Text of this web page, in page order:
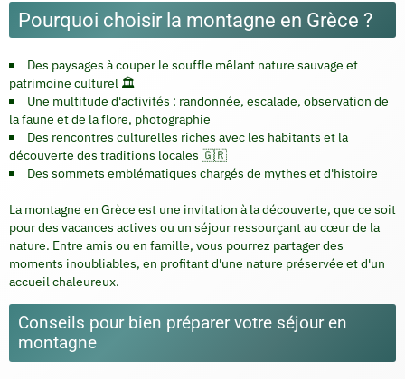
Pourquoi choisir la montagne en Grèce ?
Des paysages à couper le souffle mêlant nature sauvage et
patrimoine culturel 🏛️
Une multitude d'activités : randonnée, escalade, observation de
la faune et de la flore, photographie
Des rencontres culturelles riches avec les habitants et la
découverte des traditions locales 🇬🇷
Des sommets emblématiques chargés de mythes et d'histoire
La montagne en Grèce est une invitation à la découverte, que ce soit
pour des vacances actives ou un séjour ressourçant au cœur de la
nature. Entre amis ou en famille, vous pourrez partager des
moments inoubliables, en profitant d'une nature préservée et d'un
accueil chaleureux.
Conseils pour bien préparer votre séjour en
montagne